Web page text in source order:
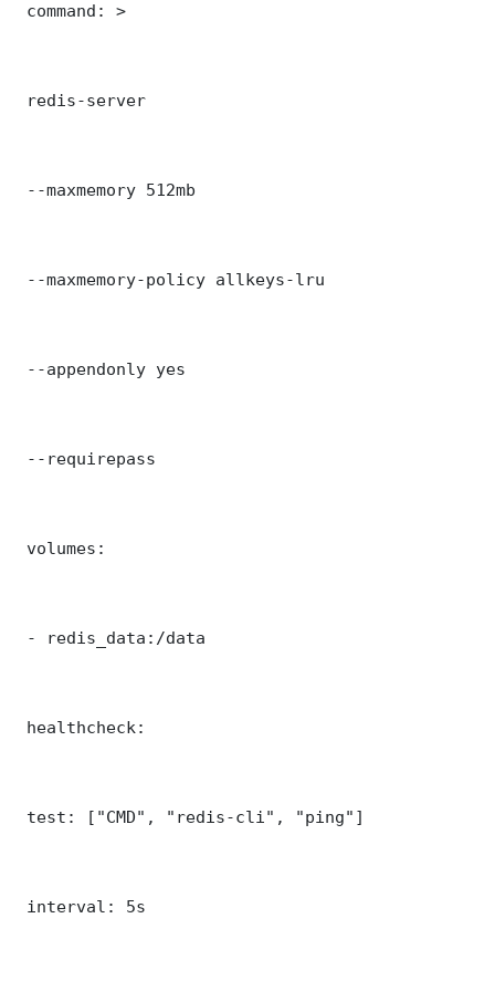
command: >
redis-server
--maxmemory 512mb
--maxmemory-policy allkeys-lru
--appendonly yes
--requirepass
volumes:
- redis_data:/data
healthcheck:
test: ["CMD", "redis-cli", "ping"]
interval: 5s